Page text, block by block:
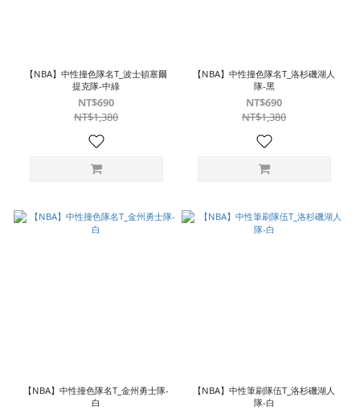
【NBA】中性撞色隊名T_波士頓塞爾
提克隊-中綠
NT$690
NT$1,380
【NBA】中性撞色隊名T_洛杉磯湖人
隊-黑
NT$690
NT$1,380
【NBA】中性撞色隊名T_金州勇士隊-
白
【NBA】中性筆刷隊伍T_洛杉磯湖人
隊-白